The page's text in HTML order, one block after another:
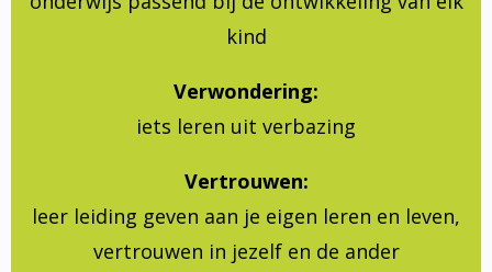
kind
Verwondering:
iets leren uit verbazing
Vertrouwen:
leer leiding geven aan je eigen leren en leven,
vertrouwen in jezelf en de ander